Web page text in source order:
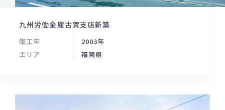
九州労働金庫古賀支店新築
竣工年
2003年
エリア
福岡県